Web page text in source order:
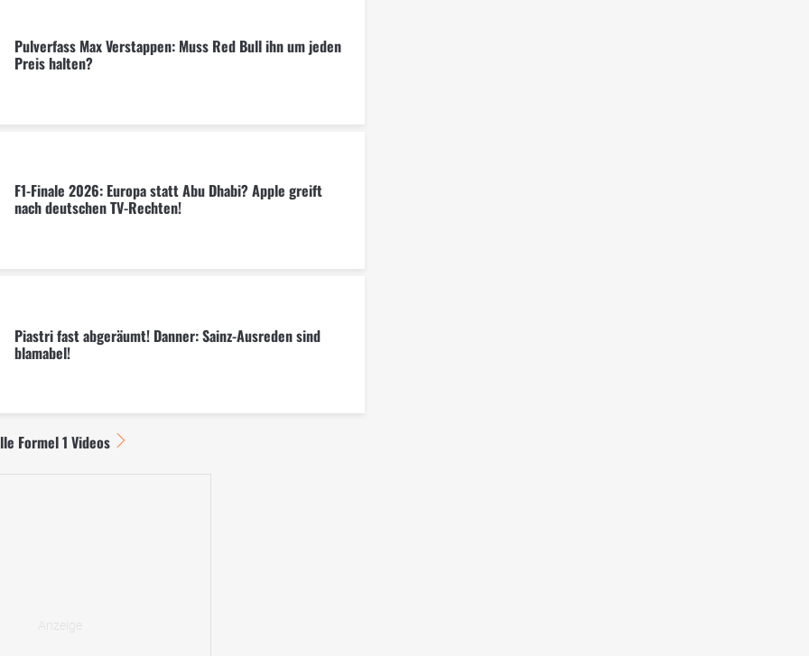
Pulverfass Max Verstappen: Muss Red Bull ihn um jeden
Preis halten?
F1-Finale 2026: Europa statt Abu Dhabi? Apple greift
nach deutschen TV-Rechten!
Piastri fast abgeräumt! Danner: Sainz-Ausreden sind
blamabel!
Formel 1 Videos